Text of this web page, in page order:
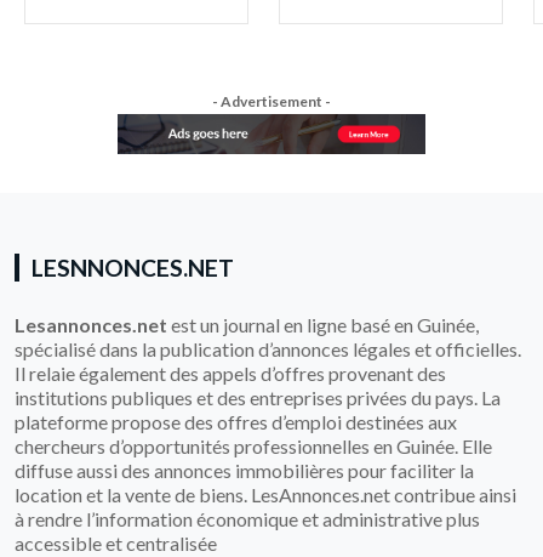
- Advertisement -
LESNNONCES.NET
Lesannonces.net est un journal en ligne basé en Guinée,
spécialisé dans la publication d’annonces légales et officielles.
Il relaie également des appels d’offres provenant des
institutions publiques et des entreprises privées du pays. La
plateforme propose des offres d’emploi destinées aux
chercheurs d’opportunités professionnelles en Guinée. Elle
diffuse aussi des annonces immobilières pour faciliter la
location et la vente de biens. LesAnnonces.net contribue ainsi
à rendre l’information économique et administrative plus
accessible et centralisée